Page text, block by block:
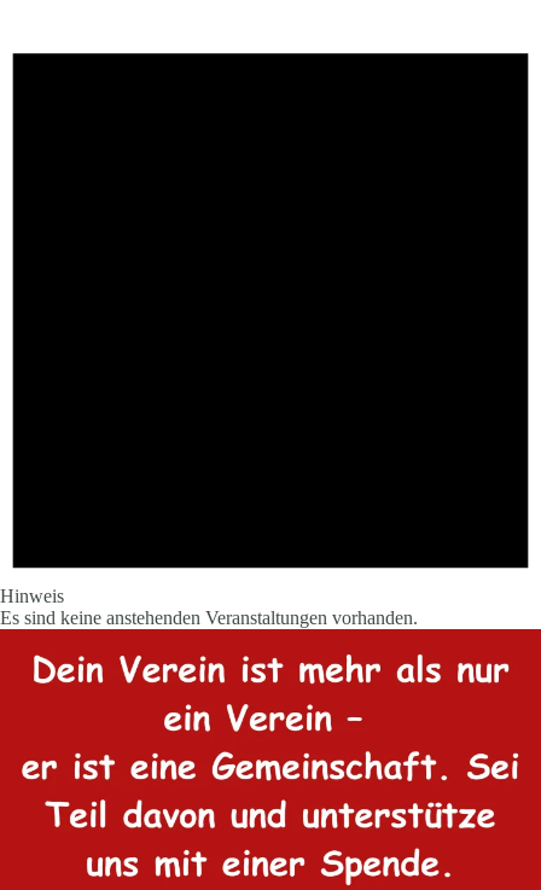
Hinweis
Es sind keine anstehenden Veranstaltungen vorhanden.